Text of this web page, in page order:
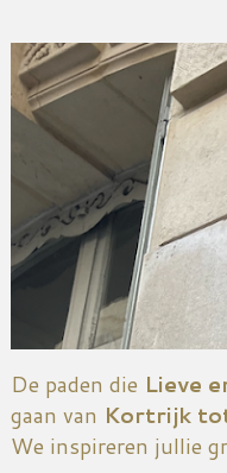
De paden die Lieve
gaan van Kortrijk
We inspireren jullie